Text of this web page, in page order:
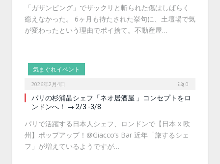
「ガザンピング」でザックリと斬られた傷はしばらく
癒えなかった。 6ヶ月も待たされた挙句に、土壇場で気
が変わったという理由でポイ捨て。不動産屋…
気まぐれイベント
2026年2月4日 0
パリの杉浦晶シェフ「ネオ居酒屋 」コンセプトをロ
ンドンへ！ → 2/3 -3/8
パリで活躍する日本人シェフ、ロンドンで【日本 x 欧
州】ポップアップ！@Giacco’s Bar 近年「旅するシェ
フ」が増えているようですが…